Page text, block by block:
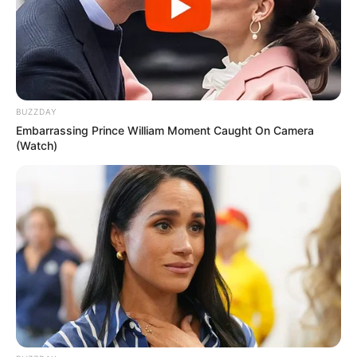
BUZZDAY
Embarrassing Prince William Moment Caught On Camera
(Watch)